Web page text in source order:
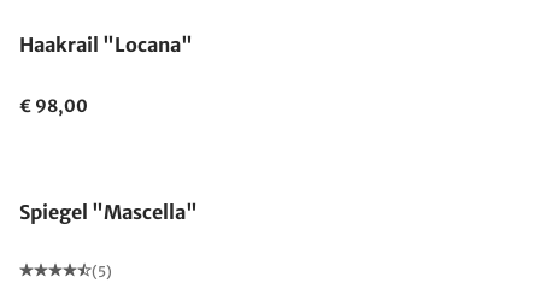
Haakrail "Locana"
€ 98,00
Spiegel "Mascella"
(5)